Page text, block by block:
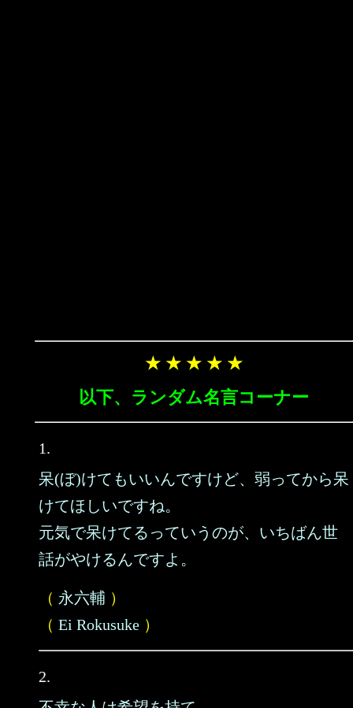
★ ★ ★ ★ ★
以下、ランダム名言コーナー
1.
呆(ぼ)けてもいいんですけど、弱ってから呆
けてほしいですね。
元気で呆けてるっていうのが、いちばん世
話がやけるんですよ。
（ 永六輔 ）
（ Ei Rokusuke ）
2.